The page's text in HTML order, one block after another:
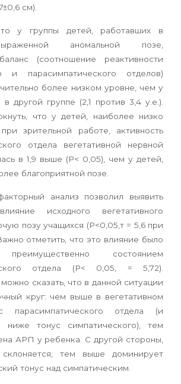
см).
у группы детей, работавших в
аномальной позе,
(соотношение реактивности
и парасимпатического отделов)
более низком уровне, чем у
в другой группе (2,1 против 3,4 у.е.).
что у детей, наиболее низко
зрительной работе, активность
отдела вегетативной нервной
в 1,9 выше (Р< 0,05), чем у детей,
благоприятной позе.
анализ позволил выявить
исходного вегетативного
позу учащихся (Р<0,05,т = 5,6 при
отметить, что это влияние было
преимущественно состоянием
отдела (Р< 0,05, = 5,72).
сказать, что в данной ситуации
круг: чем выше в вегетативном
парасимпатического отдела (и
ниже тонус симпатического), тем
АРП у ребенка. С другой стороны,
тем выше доминирует
тонус над симпатическим.